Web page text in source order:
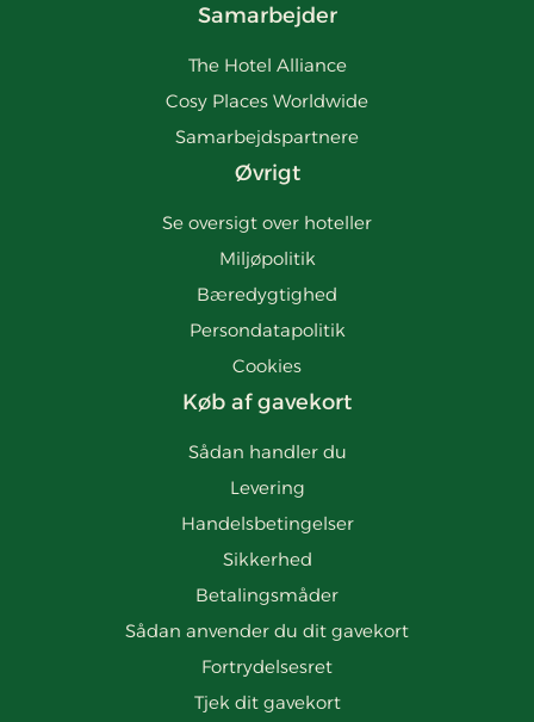
Samarbejder
The Hotel Alliance
Cosy Places Worldwide
Samarbejdspartnere
Øvrigt
Se oversigt over hoteller
Miljøpolitik
Bæredygtighed
Persondatapolitik
Cookies
Køb af gavekort
Sådan handler du
Levering
Handelsbetingelser
Sikkerhed
Betalingsmåder
Sådan anvender du dit gavekort
Fortrydelsesret
Tjek dit gavekort